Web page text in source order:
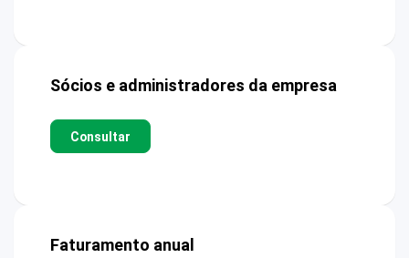
Sócios e administradores da empresa
Consultar
Faturamento anual